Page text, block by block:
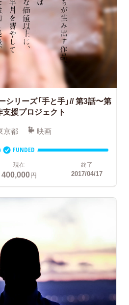
リーズ「手と手」// 第3話〜第
援プロジェクト
京都 映画
FUNDED
現在
400,000円
終了
2017/04/17